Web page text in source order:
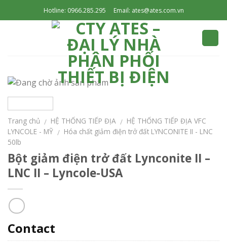
to
Hotline: 0966.285.295 Email: ates@ates.com.vn
Trang chủ / HỆ THỐNG TIẾP ĐỊA / HỆ THỐNG TIẾP ĐỊA VFC
LYNCOLE - MỸ / Hóa chất giảm điện trở đất LYNCONITE II - LNC
50lb
Bột giảm điện trở đất Lynconite II –
LNC II – Lyncole-USA
Contact